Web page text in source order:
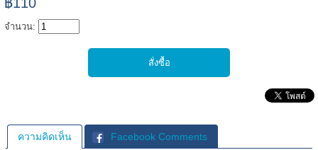
จำนวน:
ความคิดเห็น Facebook Comments